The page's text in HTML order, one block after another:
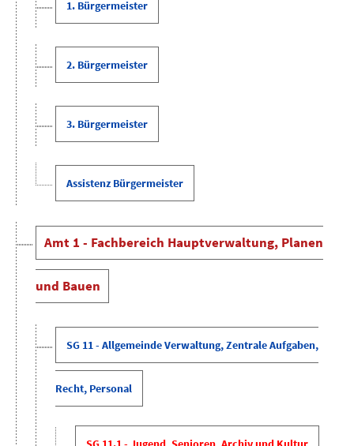
1. Bürgermeister
2. Bürgermeister
3. Bürgermeister
Assistenz Bürgermeister
Amt 1 - Fachbereich Hauptverwaltung, Planen
und Bauen
SG 11 - Allgemeinde Verwaltung, Zentrale Aufgaben,
Recht, Personal